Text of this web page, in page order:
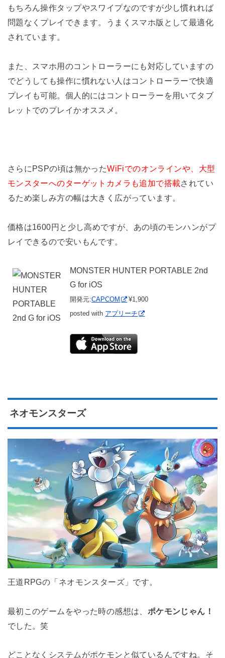
もちろん操作タップやスワイプなのですが少し慣れれば
問題なくプレイできます。うまくスマホ版として最適化
されています。
また、スマホ用のコントローラーにも対応していますの
でどうしても操作に慣れない人はコントローラーで快適
プレイも可能。個人的にはコントローラーを用いてタブ
レットでのプレイかオススメ。
さらにPSPの頃は無かったWiFiでのオンラインや、大型
モンスターへのターゲットカメラも追加で搭載されてい
るため楽しみ方の幅は大きく広がっています。
価格は1600円と少し高めですが、あの頃のモンハンがプ
レイできるので安いもんです。
MONSTER HUNTER PORTABLE 2nd
G for iOS
開発元:CAPCOM
¥1,900
posted with アプリーチ
ネオモンスターズ
王道RPGの「ネオモンスターズ」です。
最初このゲームをやった時の感想は、 ポケモンじゃん！
でした。笑
どことなくシステムがポケモンと似ているんですね。そ